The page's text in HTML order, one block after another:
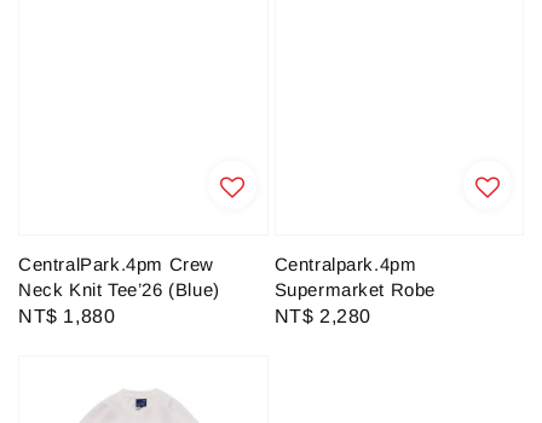
CentralPark.4pm Crew
Neck Knit Tee’26 (Blue)
Regular
NT$ 1,880
Centralpark.4pm
Supermarket Robe
Regular
NT$ 2,280